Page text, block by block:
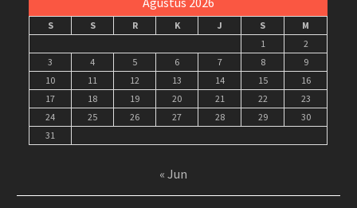
S S R K J S
M
1
2
3
4 5 6 7 8
9
10
11 12 13 14 15
16
17
18 19 20 21 22
23
24
25 26 27 28 29
30
31
« Jun